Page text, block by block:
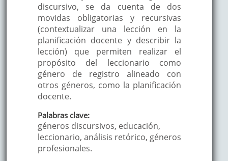
discursivo, se da cuenta de dos
movidas obligatorias y recursivas
(contextualizar una lección en la
planificación docente y describir la
lección) que permiten realizar el
propósito del leccionario como
género de registro alineado con
otros géneros, como la planificación
docente.
Palabras clave:
géneros discursivos, educación,
leccionario, análisis retórico, géneros
profesionales.